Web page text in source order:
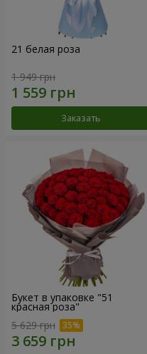
21 белая роза
1 949 грн
Заказать
Букет в упаковке "51
красная роза"
5 629 грн